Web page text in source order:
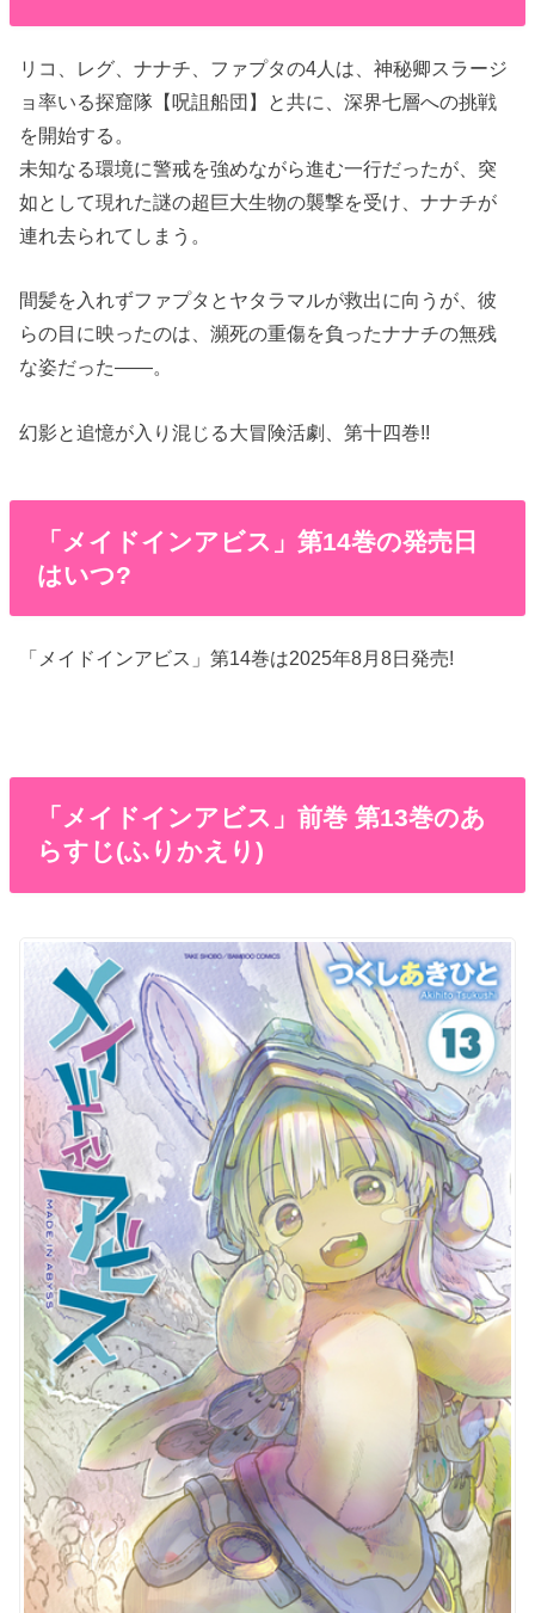
リコ、レグ、ナナチ、ファプタの4人は、神秘卿スラージ
ョ率いる探窟隊【呪詛船団】と共に、深界七層への挑戦
を開始する。
未知なる環境に警戒を強めながら進む一行だったが、突
如として現れた謎の超巨大生物の襲撃を受け、ナナチが
連れ去られてしまう。
間髪を入れずファプタとヤタラマルが救出に向うが、彼
らの目に映ったのは、瀕死の重傷を負ったナナチの無残
な姿だった――。
幻影と追憶が入り混じる大冒険活劇、第十四巻!!
「メイドインアビス」第14巻の発売日
はいつ?
「メイドインアビス」第14巻は2025年8月8日発売!
「メイドインアビス」前巻 第13巻のあ
らすじ(ふりかえり)